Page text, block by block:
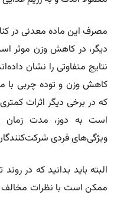
مصرف این ماده معدنی در
دیگر، در کاهش وزن موثر
نتایج متفاوتی را نشان
کاهش وزن و توده چربی با
که در برخی دیگر اثرات
است به دوز، مدت زمان
ویژگی‌های فردی
البته باید بدانید که در
ممکن است با نظرات مخالف